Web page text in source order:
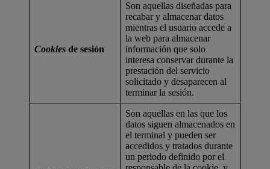
Cookies de sesión
Son aquellas diseñadas para
recabar y almacenar datos
mientras el usuario accede a
la web para almacenar
información que solo
interesa conservar durante la
prestación del servicio
solicitado y desaparecen al
terminar la sesión.
Son aquellas en las que los
datos siguen almacenados en
el terminal y pueden ser
accedidos y tratados durante
un periodo definido por el